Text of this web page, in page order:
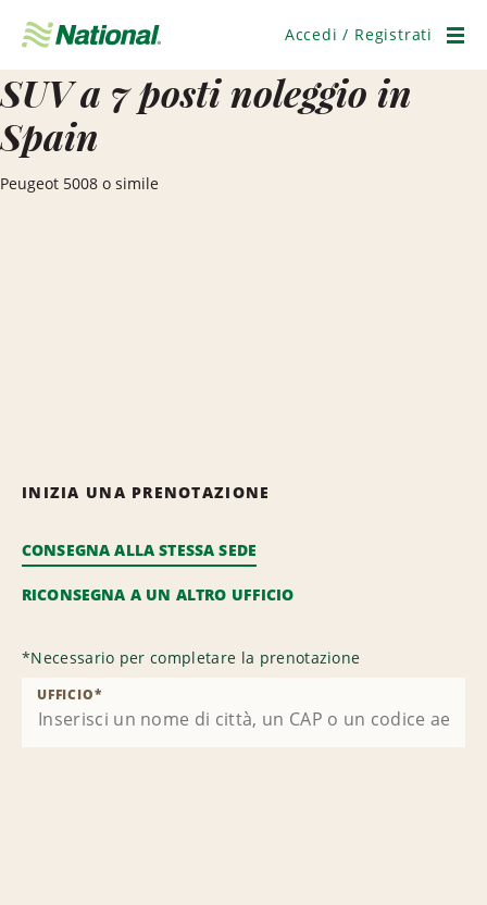
navigazione
Accedi / Registrati
SUV a 7 posti noleggio in
Spain
Peugeot 5008 o simile
INIZIA UNA PRENOTAZIONE
CONSEGNA ALLA STESSA SEDE
RICONSEGNA A UN ALTRO UFFICIO
*Necessario per completare la prenotazione
UFFICIO*